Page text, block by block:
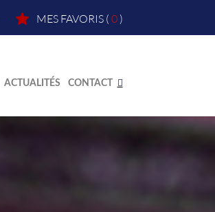
MES FAVORIS( 0)
ACTUALITÉS CONTACT